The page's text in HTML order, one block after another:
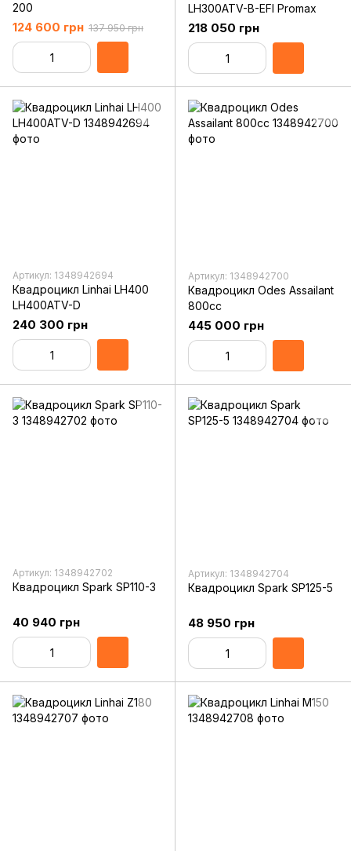
200
124 600 грн 137 950 грн
LH300ATV-B-EFI Promax
218 050 грн
Артикул: 1348942694
Квадроцикл Linhai LH400
LH400ATV-D
240 300 грн
Артикул: 1348942700
Квадроцикл Odes Assailant
800cc
445 000 грн
Артикул: 1348942702
Квадроцикл Spark SP110-3
40 940 грн
Артикул: 1348942704
Квадроцикл Spark SP125-5
48 950 грн